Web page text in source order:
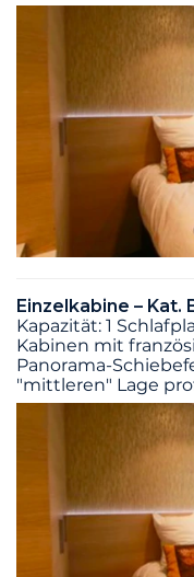
Einzelkabine – Kat.
Kapazität: 1
Kabinen mit
Panorama-
"mittleren" Lage